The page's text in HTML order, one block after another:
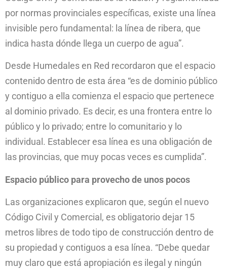
por normas provinciales específicas, existe una línea
invisible pero fundamental: la línea de ribera, que
indica hasta dónde llega un cuerpo de agua”.
Desde Humedales en Red recordaron que el espacio
contenido dentro de esta área “es de dominio público
y contiguo a ella comienza el espacio que pertenece
al dominio privado. Es decir, es una frontera entre lo
público y lo privado; entre lo comunitario y lo
individual. Establecer esa línea es una obligación de
las provincias, que muy pocas veces es cumplida”.
Espacio público para provecho de unos pocos
Las organizaciones explicaron que, según el nuevo
Código Civil y Comercial, es obligatorio dejar 15
metros libres de todo tipo de construcción dentro de
su propiedad y contiguos a esa línea. “Debe quedar
muy claro que está apropiación es ilegal y ningún